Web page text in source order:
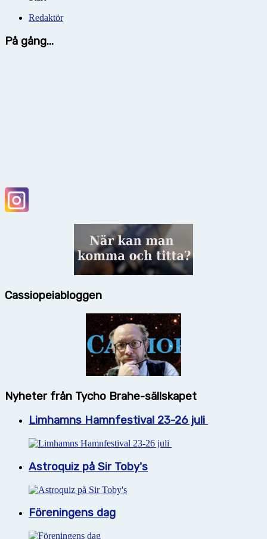
Redaktör
På gång...
Cassiopeiabloggen
Nyheter från Tycho Brahe-sällskapet
Limhamns Hamnfestival 23-26 juli
Astroquiz på Sir Toby's
Föreningens dag